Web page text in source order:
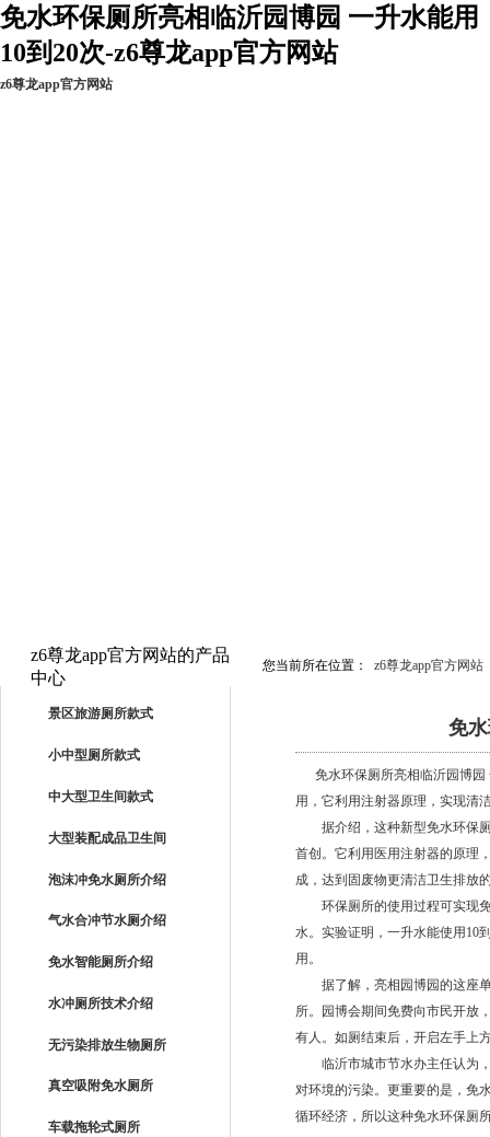
免水环保厕所亮相临沂园博园 一升水能用
10到20次-z6尊龙app官方网站
z6尊龙app官方网站
z6尊龙app官方网站的产品
中心
景区旅游厕所款式
小中型厕所款式
中大型卫生间款式
大型装配成品卫生间
泡沫冲免水厕所介绍
气水合冲节水厕介绍
免水智能厕所介绍
水冲厕所技术介绍
无污染排放生物厕所
真空吸附免水厕所
车载拖轮式厕所
您当前所在位置： z6尊龙app官方网站
免
免水环保厕所亮相临沂园博园
用，它利用注射器原理，实现清
据介绍，这种新型免水环保厕
首创。它利用医用注射器的原理
成，达到固废物更清洁卫生排放
环保厕所的使用过程可实现免
水。实验证明，一升水能使用10
用。
据了解，亮相园博园的这座单
所。园博会期间免费向市民开放
有人。如厕结束后，开启左手上
临沂市城市节水办主任认为，
对环境的污染。更重要的是，免
循环经济，所以这种免水环保厕